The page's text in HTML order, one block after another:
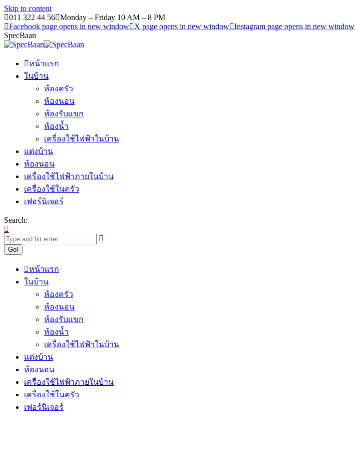
Skip to content
011 322 44 56 Monday – Friday 10 AM – 8 PM
Facebook page opens in new window
X page opens in new window Instagram page opens in new window
SpecBaan
หน้าแรก
ในบ้าน
ห้องครัว
ห้องนอน
ห้องรับแขก
ห้องน้ำ
เครื่องใช้ไฟฟ้าในบ้าน
แต่งบ้าน
ห้องนอน
เครื่องใช้ไฟฟ้าภายในบ้าน
เครื่องใช้ในครัว
เฟอร์นิเจอร์
Search:
หน้าแรก
ในบ้าน
ห้องครัว
ห้องนอน
ห้องรับแขก
ห้องน้ำ
เครื่องใช้ไฟฟ้าในบ้าน
แต่งบ้าน
ห้องนอน
เครื่องใช้ไฟฟ้าภายในบ้าน
เครื่องใช้ในครัว
เฟอร์นิเจอร์